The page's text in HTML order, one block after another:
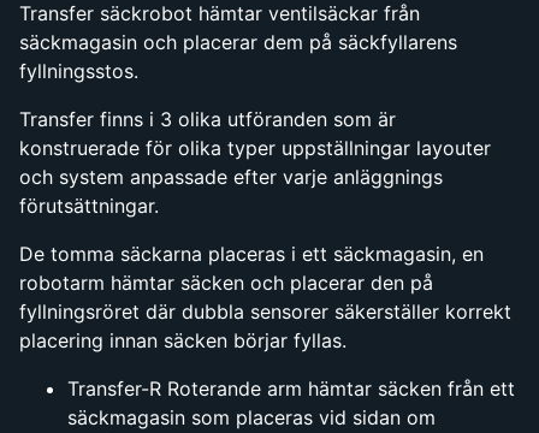
Transfer säckrobot hämtar ventilsäckar från
säckmagasin och placerar dem på säckfyllarens
fyllningsstos.
Transfer finns i 3 olika utföranden som är
konstruerade för olika typer uppställningar layouter
och system anpassade efter varje anläggnings
förutsättningar.
De tomma säckarna placeras i ett säckmagasin, en
robotarm hämtar säcken och placerar den på
fyllningsröret där dubbla sensorer säkerställer korrekt
placering innan säcken börjar fyllas.
Transfer-R Roterande arm hämtar säcken från ett
säckmagasin som placeras vid sidan om